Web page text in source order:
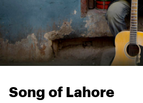
Song of Lahore